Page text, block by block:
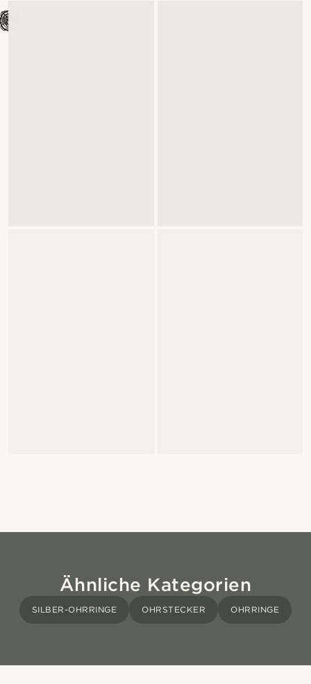
Ähnliche Kategorien
SILBER-OHRRINGE OHRSTECKER OHRRINGE